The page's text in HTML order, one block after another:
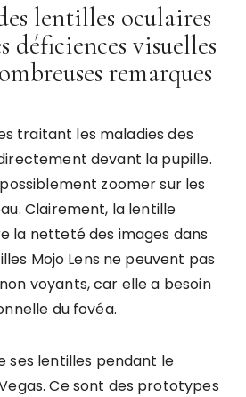
lentilles oculaires
déficiences visuelles
remarques
traitant les maladies des
devant la pupille.
zoomer sur les
Clairement, la lentille
la netteté des images dans
Mojo Lens ne peuvent pas
voyants, car elle a besoin
du fovéa.
ses lentilles pendant le
Ce sont des prototypes